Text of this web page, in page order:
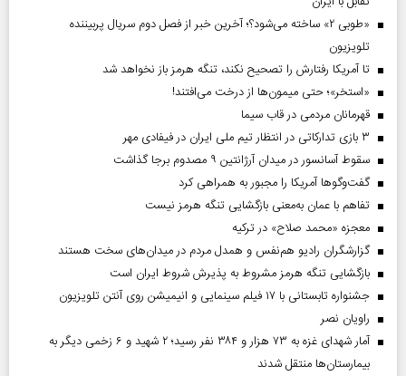
«طوبی ۲» ساخته می‌شود؟؛ آخرین خبر از فصل دوم سریال پربیننده
تلویزیون
تا آمریکا رفتارش را تصحیح نکند، تنگه هرمز باز نخواهد شد
«استخر»‌‌؛ حتی میمون‌ها از درخت می‌افتند!
قهرمانان مردمی در قاب سیما
۳ بازی تدارکاتی در انتظار تیم ملی ایران در فیفادی مهر
سقوط آسانسور در میدان آرژانتین ۹ مصدوم برجا گذاشت
گفت‌وگوها آمریکا را مجبور به همراهی کرد
تفاهم با عمان به‌معنی بازگشایی تنگه هرمز نیست
معجزه «محمد صلاح» در ترکیه
گزارشگران رادیو هم‌نفس و همدل مردم در میدان‌های سخت هستند
بازگشایی تنگه هرمز مشروط به پذیرش شروط ایران است
جشنواره تابستانی با ۱۷ فیلم سینمایی و انیمیشن روی آنتن تلویزیون
راویان نصر
آمار شهدای غزه به ۷۳ هزار و ۳۸۴ نفر رسید؛ ۲ شهید و ۶ زخمی دیگر به
بیمارستان‌ها منتقل شدند